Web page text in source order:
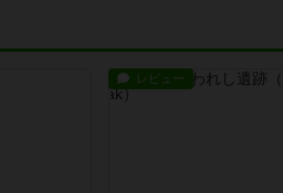
レビュー